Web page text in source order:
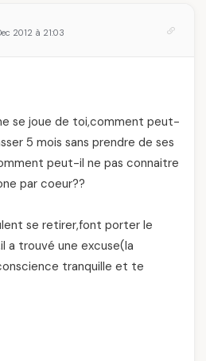
2012 à 21:03
se joue de toi,comment peut-
5 mois sans prendre de ses
peut-il ne pas connaitre
par coeur??
se retirer,font porter le
a trouvé une excuse(la
tranquille et te